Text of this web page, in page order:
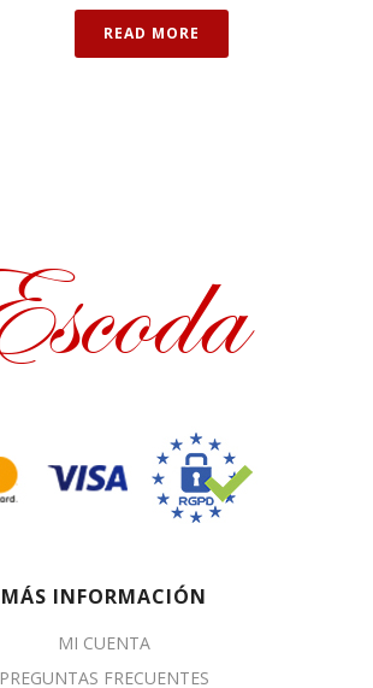
READ MORE
MÁS INFORMACIÓN
MI CUENTA
PREGUNTAS FRECUENTES